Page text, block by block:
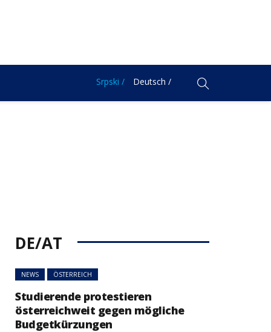
Srpski / Deutsch /
DE/AT
NEWS ÖSTERREICH
Studierende protestieren
österreichweit gegen mögliche
Budgetkürzungen